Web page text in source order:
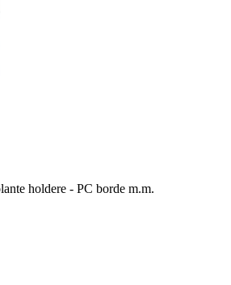
holdere - PC borde m.m.